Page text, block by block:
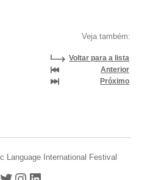
Veja também:
Voltar para a lista
Anterior
Próximo
Language International Festival